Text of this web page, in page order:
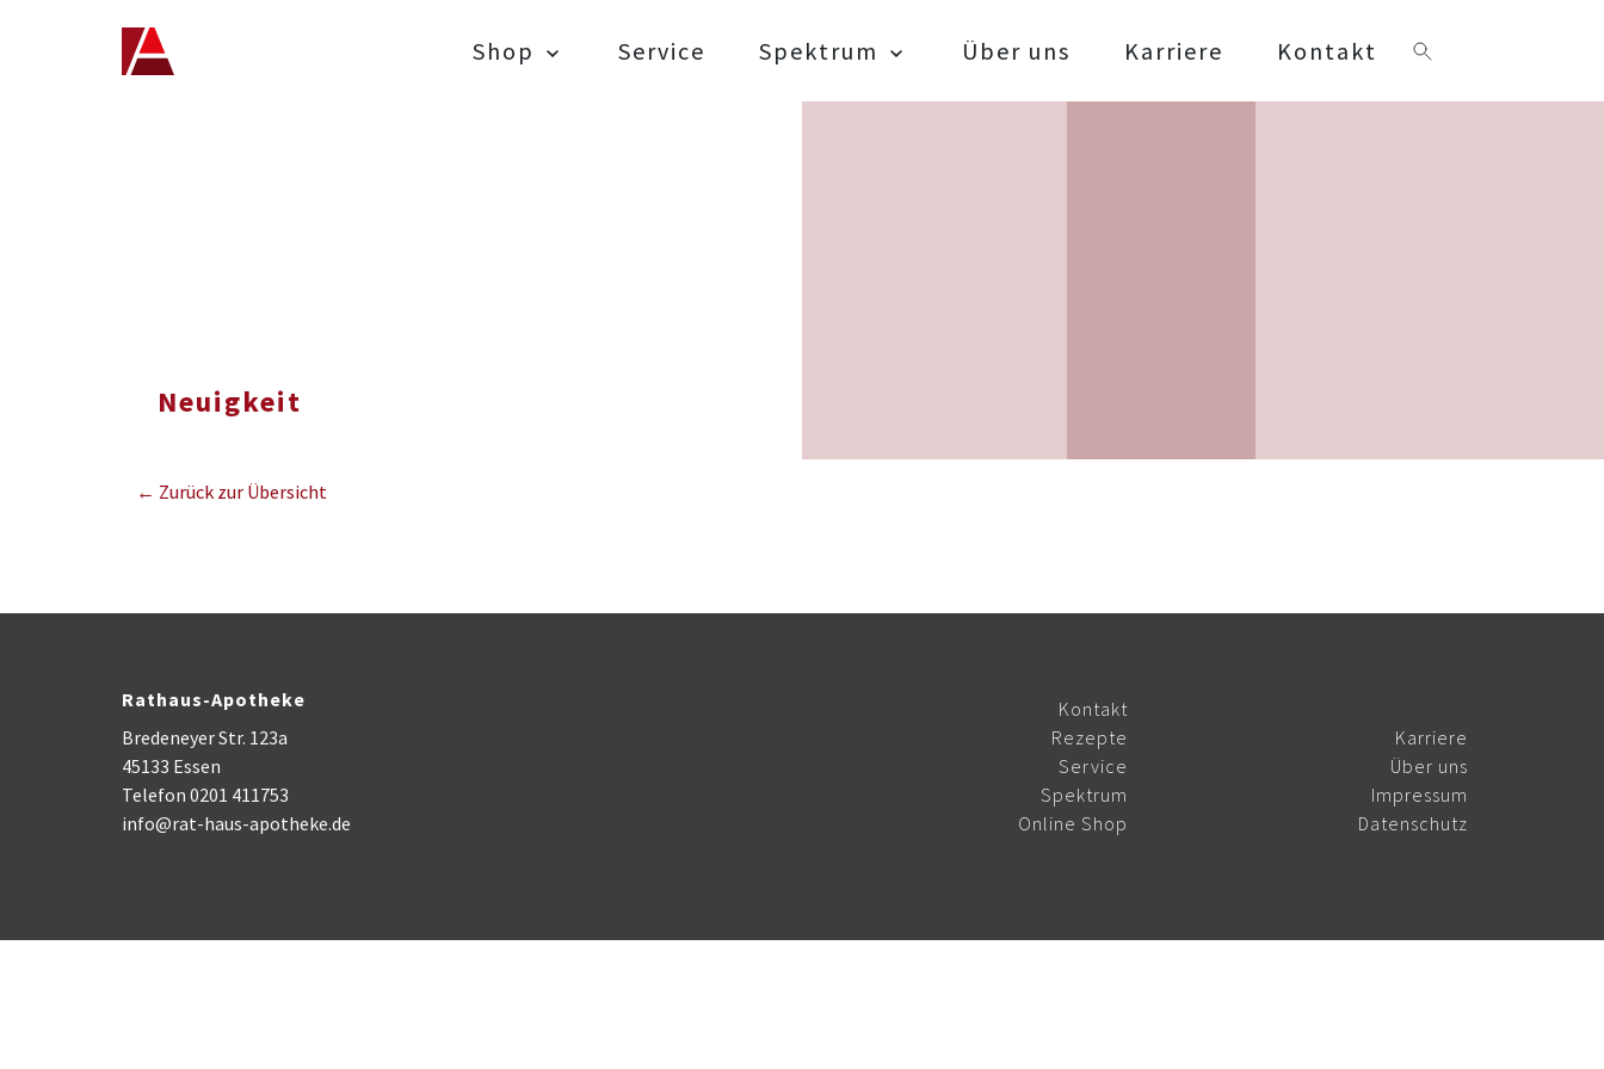
Shop Service Spektrum Über uns Karriere Kontakt
Neuigkeit
← Zurück zur Übersicht
Rathaus-Apotheke
Bredeneyer Str. 123a
45133 Essen
Telefon 0201 411753
info@rat-haus-apotheke.de
Kontakt
Rezepte
Service
Spektrum
Online Shop
Karriere
Über uns
Impressum
Datenschutz